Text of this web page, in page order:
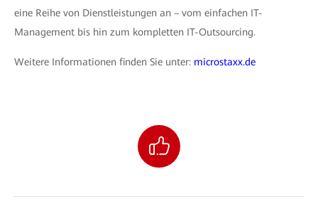
eine Reihe von Dienstleistungen an – vom einfachen IT-
Management bis hin zum kompletten IT-Outsourcing.
Weitere Informationen finden Sie unter: microstaxx.de